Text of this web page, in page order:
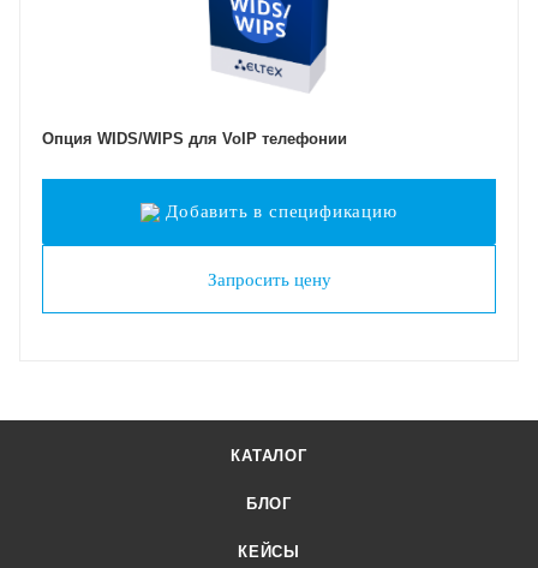
Опция WIDS/WIPS для VoIP телефонии
Добавить в спецификацию
Запросить цену
КАТАЛОГ
БЛОГ
КЕЙСЫ